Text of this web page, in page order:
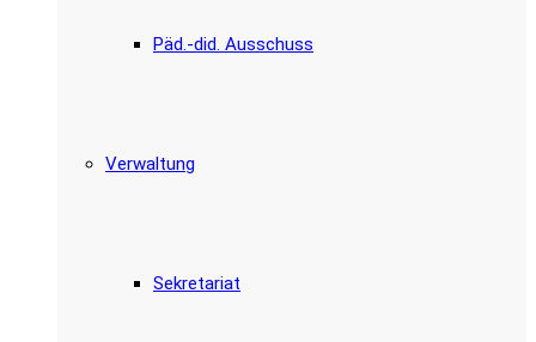
Päd.-did. Ausschuss
Verwaltung
Sekretariat